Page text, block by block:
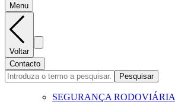
Menu
Voltar
Contacto
Pesquisar
SEGURANÇA RODOVIÁRIA